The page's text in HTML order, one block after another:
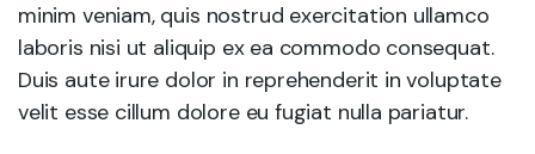
minim veniam, quis nostrud exercitation ullamco
laboris nisi ut aliquip ex ea commodo consequat.
Duis aute irure dolor in reprehenderit in voluptate
velit esse cillum dolore eu fugiat nulla pariatur.